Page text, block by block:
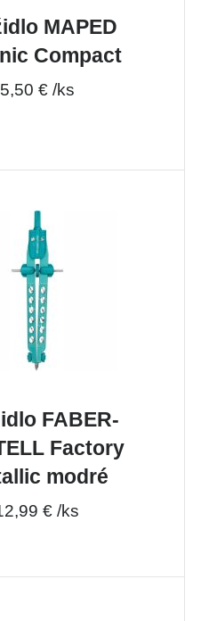
MAPED
Compact
5,50 € /ks
FABER-
Factory
modré
€ /ks